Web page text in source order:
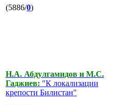
(5886/0)
Н.А. Абдулгамидов и М.С.
Гаджиев: "К локализации
крепости Билистан"